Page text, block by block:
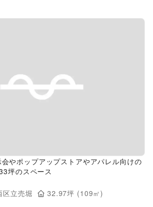
会やポップアップストアやアパレル向けの
坪のスペース
区立売堀 32.97坪 (109㎡)